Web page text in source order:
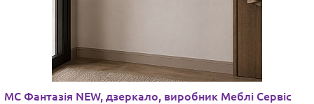
МС Фантазія NEW, дзеркало, виробник Меблі Сервіс